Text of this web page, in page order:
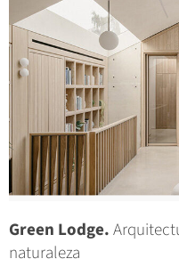
Green Lodge.
naturaleza